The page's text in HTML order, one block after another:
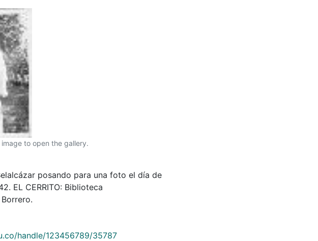
to open the gallery.
posando para una foto el día de
EL CERRITO: Biblioteca
handle/123456789/35787